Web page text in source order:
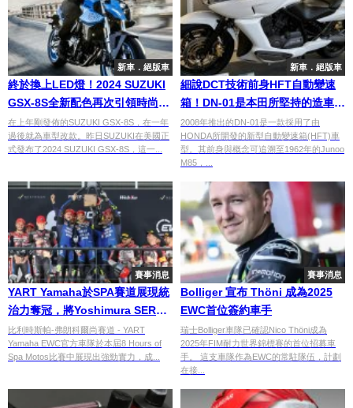
新車．絕版車
終於換上LED燈！2024 SUZUKI
GSX-8S全新配色再次引領時尚潮
流
在上年剛發佈的SUZUKI GSX-8S，在一年
過後就為車型改款。昨日SUZUKI在美國正
式發布了2024 SUZUKI GSX-8S，這一...
新車．絕版車
細說DCT技術前身HFT自動變速
箱！DN-01是本田所堅持的造車精
神
2008年推出的DN-01是一款採用了由
HONDA所開發的新型自動變速箱(HFT)車
型。其前身與概念可追溯至1962年的Junoo
M85，...
賽事消息
YART Yamaha於SPA賽道展現統
治力奪冠，將Yoshimura SERT
的EWC領先優勢縮減至一分
比利時斯帕-弗朗科爾尚賽道 - YART
Yamaha EWC官方車隊於本屆8 Hours of
Spa Motos比賽中展現出強勁實力，成...
賽事消息
Bolliger 宣布 Thöni 成為2025
EWC首位簽約車手
瑞士Bolliger車隊已確認Nico Thöni成為
2025年FIM耐力世界錦標賽的首位招募車
手。 這支車隊作為EWC的常駐隊伍，計劃
在接...